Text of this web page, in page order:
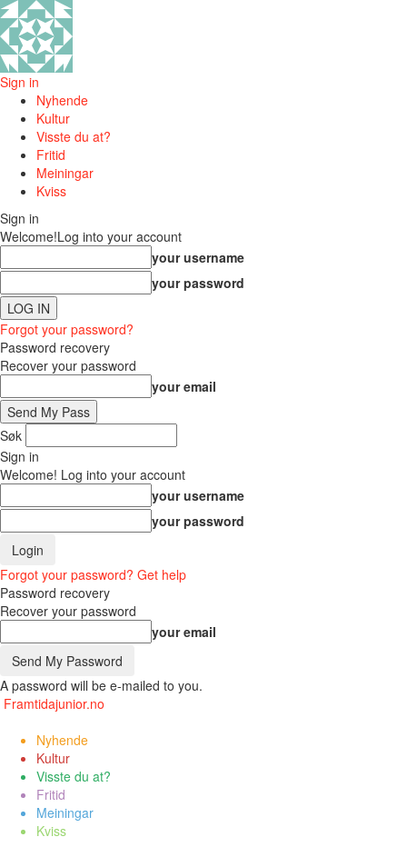
Sign in
Nyhende
Kultur
Visste du at?
Fritid
Meiningar
Kviss
Sign in
Welcome!Log into your account
your username
your password
Forgot your password?
Password recovery
Recover your password
your email
Søk
Sign in
Welcome! Log into your account
your username
your password
Forgot your password? Get help
Password recovery
Recover your password
your email
A password will be e-mailed to you.
Framtidajunior.no
Nyhende
Kultur
Visste du at?
Fritid
Meiningar
Kviss